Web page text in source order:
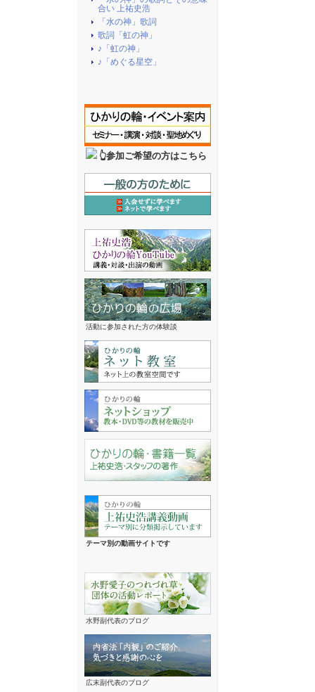
合い 上祐史浩
「水の神」歌詞
歌詞「虹の神」
♪「虹の神」
♪「めぐる星空」
👆参加ご希望の方はこちら
活動に参加された方の体験談
テーマ別の動画サイトです
水野副代表のブログ
広末副代表のブログ